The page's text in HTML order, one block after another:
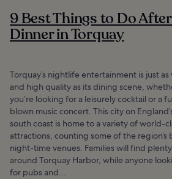
9 Best Things to Do After
Dinner in Torquay
Torquay’s nightlife entertainment is just as
and high quality as its dining scene,
you’re looking for a leisurely cocktail or a
blown music concert. This city on
south coast is home to a variety of world-
attractions, counting some of the region’s
night-time venues. Families will find
around Torquay Harbor, while anyone
for pubs and...